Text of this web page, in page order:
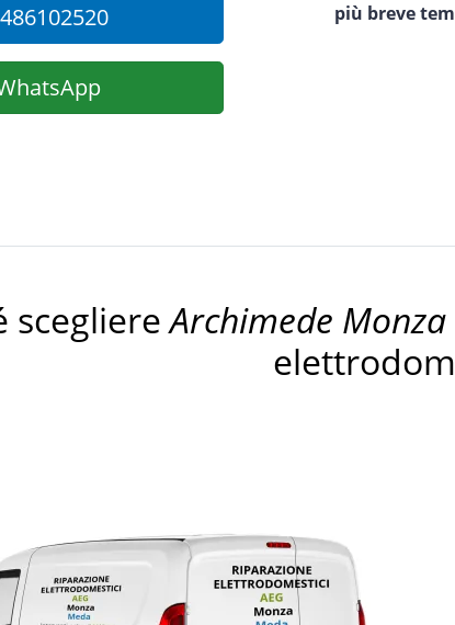
più breve
scegliereArchimede